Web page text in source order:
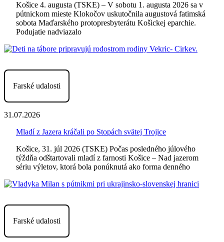
Košice 4. augusta (TSKE) – V sobotu 1. augusta 2026 sa v
pútnickom mieste Klokočov uskutočnila augustová fatimská
sobota Maďarského protopresbyterátu Košickej eparchie.
Podujatie nadviazalo
Farské udalosti
31.07.2026
Mladí z Jazera kráčali po Stopách svätej Trojice
Košice, 31. júl 2026 (TSKE) Počas posledného júlového
týždňa odštartovali mladí z farnosti Košice – Nad jazerom
sériu výletov, ktorá bola ponúknutá ako forma denného
Farské udalosti